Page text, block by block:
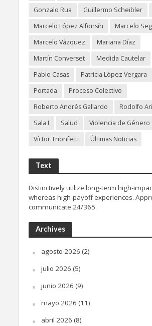
Gonzalo Rua
Guillermo Scheibler
Marcelo López Alfonsín
Marcelo
Marcelo Vázquez
Mariana Díaz
Martín Converset
Medida Cautelar
Pablo Casas
Patricia López Vergara
Portada
Proceso Colectivo
Roberto Andrés Gallardo
Rodolfo
Sala I
Salud
Violencia de Género
Víctor Trionfetti
Últimas Noticias
Text
Distinctively utilize long-term high-
whereas high-payoff experiences.
communicate 24/365.
Archives
agosto 2026 (2)
julio 2026 (5)
junio 2026 (9)
mayo 2026 (11)
abril 2026 (8)